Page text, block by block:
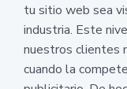
tu sitio web sea
industria. Este
nuestros clientes
cuando la